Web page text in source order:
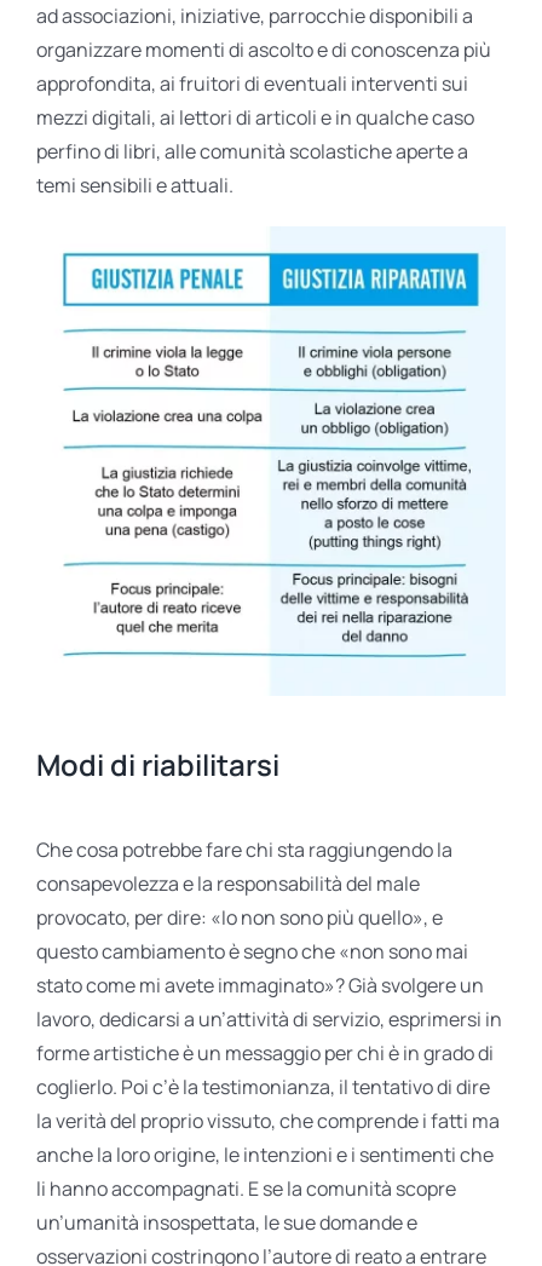
ad associazioni, iniziative, parrocchie disponibili a
organizzare momenti di ascolto e di conoscenza più
approfondita, ai fruitori di eventuali interventi sui
mezzi digitali, ai lettori di articoli e in qualche caso
perfino di libri, alle comunità scolastiche aperte a
temi sensibili e attuali.
Modi di riabilitarsi
Che cosa potrebbe fare chi sta raggiungendo la
consapevolezza e la responsabilità del male
provocato, per dire: «Io non sono più quello», e
questo cambiamento è segno che «non sono mai
stato come mi avete immaginato»? Già svolgere un
lavoro, dedicarsi a un’attività di servizio, esprimersi in
forme artistiche è un messaggio per chi è in grado di
coglierlo. Poi c’è la testimonianza, il tentativo di dire
la verità del proprio vissuto, che comprende i fatti ma
anche la loro origine, le intenzioni e i sentimenti che
li hanno accompagnati. E se la comunità scopre
un’umanità insospettata, le sue domande e
osservazioni costringono l’autore di reato a entrare